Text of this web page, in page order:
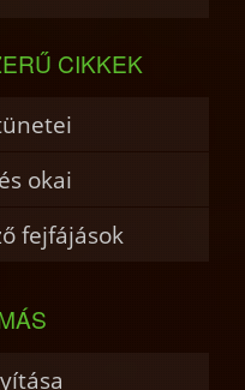
CIKKEK
okai
fejfájások